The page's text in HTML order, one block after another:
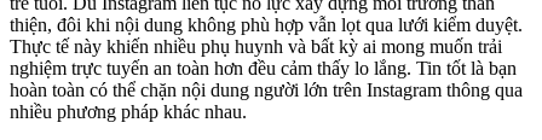
thiện, đôi khi nội dung không phù hợp vẫn lọt qua lưới kiểm duyệt.
Thực tế này khiến nhiều phụ huynh và bất kỳ ai mong muốn trải
nghiệm trực tuyến an toàn hơn đều cảm thấy lo lắng. Tin tốt là bạn
hoàn toàn có thể chặn nội dung người lớn trên Instagram thông qua
nhiều phương pháp khác nhau.